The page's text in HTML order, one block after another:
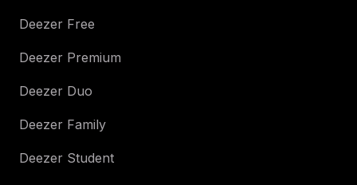
Deezer Free
Deezer Premium
Deezer Duo
Deezer Family
Deezer Student